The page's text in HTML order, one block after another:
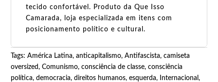
tecido confortável. Produto da Que Isso
Camarada, loja especializada em itens com
posicionamento político e cultural.
Tags:América Latina,anticapitalismo,Antifascista,camiseta
oversized,Comunismo,consciência de classe,consciência
política,democracia,direitos humanos,esquerda, Internacional,